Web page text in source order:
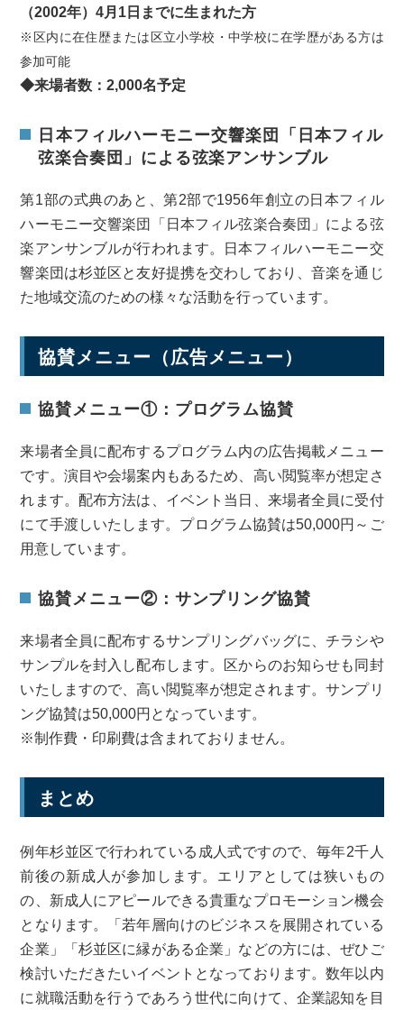
（2002年）4月1日までに生まれた方
※区内に在住歴または区立小学校・中学校に在学歴がある方は
参加可能
◆来場者数：2,000名予定
日本フィルハーモニー交響楽団「日本フィル
弦楽合奏団」による弦楽アンサンブル
第1部の式典のあと、第2部で1956年創立の日本フィル
ハーモニー交響楽団「日本フィル弦楽合奏団」による弦
楽アンサンブルが行われます。日本フィルハーモニー交
響楽団は杉並区と友好提携を交わしており、音楽を通じ
た地域交流のための様々な活動を行っています。
協賛メニュー（広告メニュー）
協賛メニュー①：プログラム協賛
来場者全員に配布するプログラム内の広告掲載メニュー
です。演目や会場案内もあるため、高い閲覧率が想定さ
れます。配布方法は、イベント当日、来場者全員に受付
にて手渡しいたします。プログラム協賛は50,000円～ご
用意しています。
協賛メニュー②：サンプリング協賛
来場者全員に配布するサンプリングバッグに、チラシや
サンプルを封入し配布します。区からのお知らせも同封
いたしますので、高い閲覧率が想定されます。サンプリ
ング協賛は50,000円となっています。
※制作費・印刷費は含まれておりません。
まとめ
例年杉並区で行われている成人式ですので、毎年2千人
前後の新成人が参加します。エリアとしては狭いもの
の、新成人にアピールできる貴重なプロモーション機会
となります。「若年層向けのビジネスを展開されている
企業」「杉並区に縁がある企業」などの方には、ぜひご
検討いただきたいイベントとなっております。数年以内
に就職活動を行うであろう世代に向けて、企業認知を目